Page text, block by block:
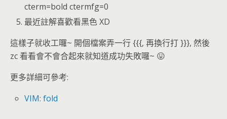
cterm=bold ctermfg=0
最近註解喜歡看黑色 XD
這樣子就收工囉~ 開個檔案弄一行 {{{, 再換行打 }}}, 然後
zc 看看會不會合起來就知道成功失敗囉~ 😛
更多詳細可參考:
VIM: fold